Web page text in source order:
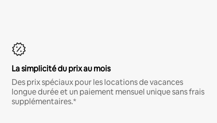
La simplicité du prix au mois
Des prix spéciaux pour les locations de vacances
longue durée et un paiement mensuel unique sans frais
supplémentaires.*